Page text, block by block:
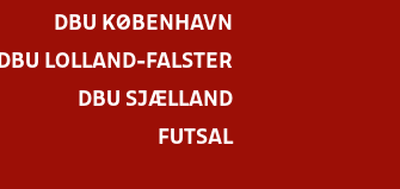
DBU KØBENHAVN
DBU LOLLAND-FALSTER
DBU SJÆLLAND
FUTSAL